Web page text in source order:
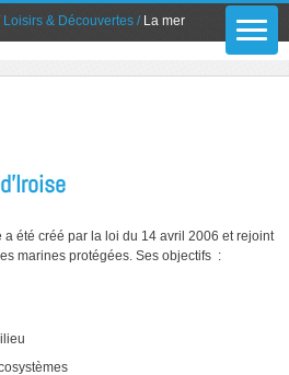
Loisirs & Découvertes / La mer
a été créé par la loi du 14 avril 2006 et rejoint
marines protégées. Ses objectifs :